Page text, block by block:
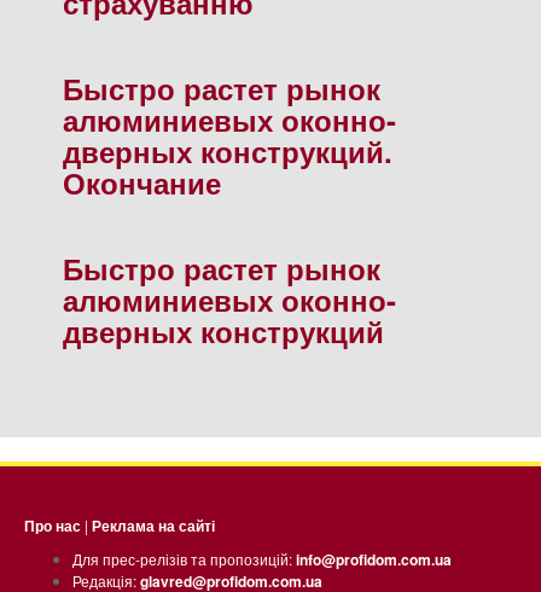
Быстро растет рынок
алюминиевых оконно-
дверных конструкций.
Окончание
Быстро растет рынок
алюминиевых оконно-
дверных конструкций
Про нас | Реклама на сайті
Для прес-релізів та пропозицій:info@profidom.com.ua
Редакція:glavred@profidom.com.ua